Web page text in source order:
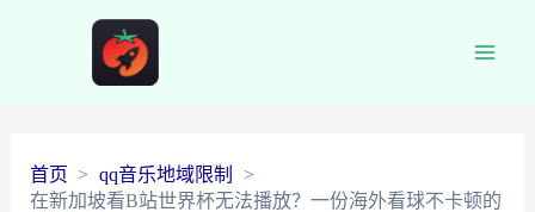
首页
qq音乐地域限制
在新加坡看B站世界杯无法播放？一份海外看球不卡顿的